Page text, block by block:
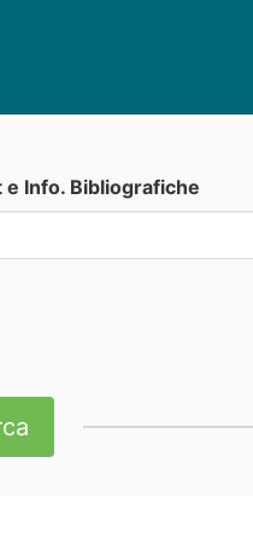
Info. Bibliografiche